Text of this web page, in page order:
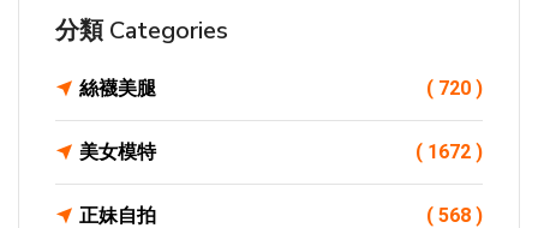
分類 Categories
絲襪美腿 ( 720 )
美女模特 ( 1672 )
正妹自拍 ( 568 )